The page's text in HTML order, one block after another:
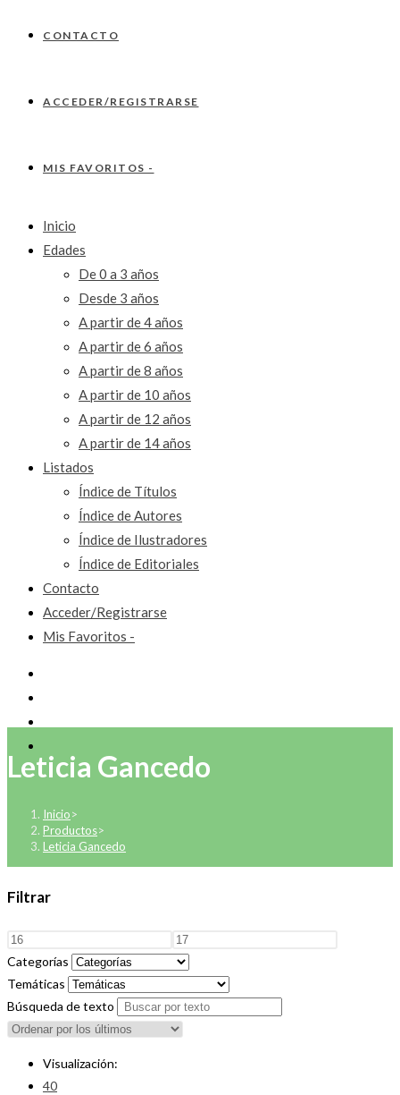
CONTACTO
ACCEDER/REGISTRARSE
MIS FAVORITOS -
Inicio
Edades
De 0 a 3 años
Desde 3 años
A partir de 4 años
A partir de 6 años
A partir de 8 años
A partir de 10 años
A partir de 12 años
A partir de 14 años
Listados
Índice de Títulos
Índice de Autores
Índice de Ilustradores
Índice de Editoriales
Contacto
Acceder/Registrarse
Mis Favoritos -
Leticia Gancedo
Inicio>
Productos>
Leticia Gancedo
Filtrar
Categorías
Temáticas
Búsqueda de texto
Visualización:
40